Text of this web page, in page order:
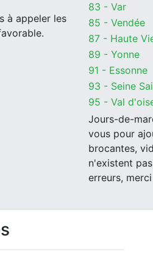
à appeler les
83 - Var
85 - Vendée
87 - Haute
89 - Yonne
91 - Essonne
93 - Seine
95 - Val
Jours-de-
vous pour
brocantes,
n'existent
erreurs,